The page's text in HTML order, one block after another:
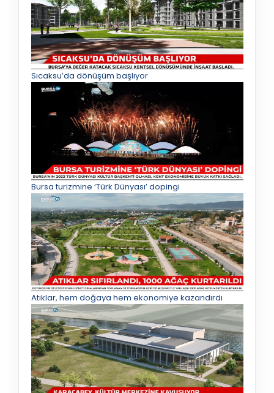
Sıcaksu’da dönüşüm başlıyor
Bursa turizmine ‘Türk Dünyası’ dopingi
Atıklar, hem doğaya hem ekonomiye kazandırdı